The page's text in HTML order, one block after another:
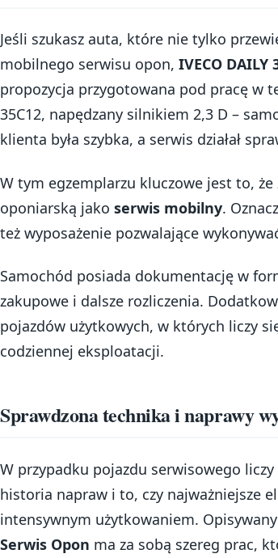
Jeśli szukasz auta, które nie tylko
mobilnego serwisu opon, IVECO DAILY
propozycja przygotowana pod pracę w
35C12, napędzany silnikiem 2,3 D –
klienta była szybka, a serwis działał
W tym egzemplarzu kluczowe jest to, że
oponiarską jako serwis mobilny.
też wyposażenie pozwalające
Samochód posiada dokumentację w
zakupowe i dalsze rozliczenia.
pojazdów użytkowych, w których liczy
codziennej eksploatacji.
Sprawdzona technika i naprawy
W przypadku pojazdu serwisowego
historia napraw i to, czy najważniejsze
intensywnym użytkowaniem. Opisywany
Serwis Opon ma za sobą szereg prac,